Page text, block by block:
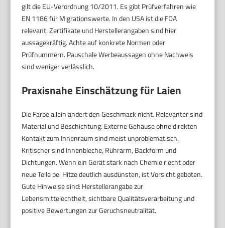
gilt die EU-Verordnung 10/2011. Es gibt Prüfverfahren wie
EN 1186 für Migrationswerte. In den USA ist die FDA
relevant. Zertifikate und Herstellerangaben sind hier
aussagekräftig. Achte auf konkrete Normen oder
Prüfnummern. Pauschale Werbeaussagen ohne Nachweis
sind weniger verlässlich.
Praxisnahe Einschätzung für Laien
Die Farbe allein ändert den Geschmack nicht. Relevanter sind
Material und Beschichtung. Externe Gehäuse ohne direkten
Kontakt zum Innenraum sind meist unproblematisch.
Kritischer sind Innenbleche, Rührarm, Backform und
Dichtungen. Wenn ein Gerät stark nach Chemie riecht oder
neue Teile bei Hitze deutlich ausdünsten, ist Vorsicht geboten.
Gute Hinweise sind: Herstellerangabe zur
Lebensmittelechtheit, sichtbare Qualitätsverarbeitung und
positive Bewertungen zur Geruchsneutralität.